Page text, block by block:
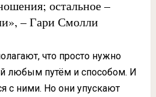
остальное –
– Гари Смолли
что просто нужно
любым путём и способом. И
с ними. Но они упускают